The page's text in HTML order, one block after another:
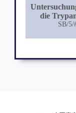
die
Substanz
SB/5/